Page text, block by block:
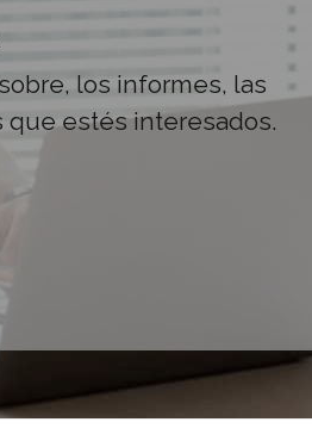
los informes, las
que estés interesados.